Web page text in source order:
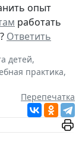
опыт
работать
Ответить
детей,
практика,
Перепечатка